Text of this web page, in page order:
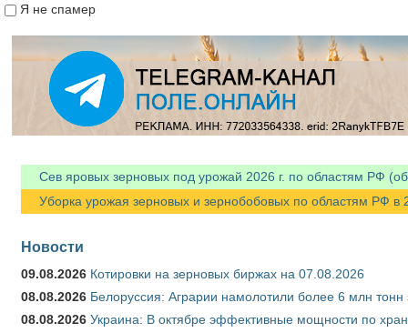
Я не спамер
Сев яровых зерновых под урожай 2026 г. по областям РФ
Уборка урожая зерновых и зернобобовых по областям РФ в
Новости
09.08.2026 Котировки на зерновых биржах на 07.08.2026
08.08.2026 Белоруссия: Аграрии намолотили более 6 млн тонн
08.08.2026 Украина: В октябре эффективные мощности по